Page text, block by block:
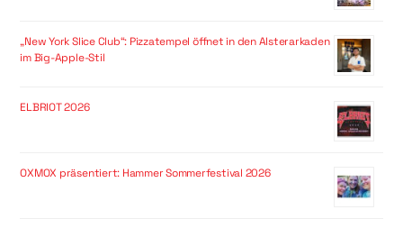
„New York Slice Club“: Pizzatempel öffnet in den Alsterarkaden
im Big-Apple-Stil
ELBRIOT 2026
OXMOX präsentiert: Hammer Sommerfestival 2026